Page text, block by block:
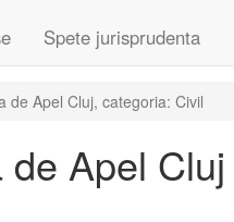
Spete jurisprudenta
de Apel Cluj, categoria: Civil
Apel